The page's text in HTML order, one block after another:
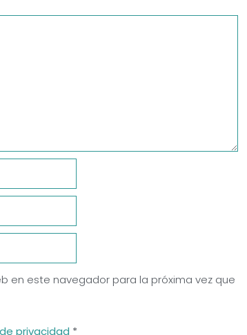
en este navegador para la próxima vez que
privacidad *